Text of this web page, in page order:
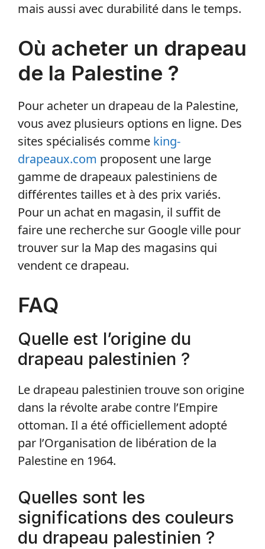
mais aussi avec durabilité dans le temps.
Où acheter un drapeau
de la Palestine ?
Pour acheter un drapeau de la Palestine,
vous avez plusieurs options en ligne. Des
sites spécialisés comme king-
drapeaux.com proposent une large
gamme de drapeaux palestiniens de
différentes tailles et à des prix variés.
Pour un achat en magasin, il suffit de
faire une recherche sur Google ville pour
trouver sur la Map des magasins qui
vendent ce drapeau.
FAQ
Quelle est l’origine du
drapeau palestinien ?
Le drapeau palestinien trouve son origine
dans la révolte arabe contre l’Empire
ottoman. Il a été officiellement adopté
par l’Organisation de libération de la
Palestine en 1964.
Quelles sont les
significations des couleurs
du drapeau palestinien ?